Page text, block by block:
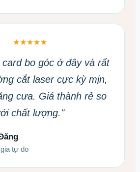
★★★★★
card bo góc ở đây và rất
cắt laser cực kỳ mịn,
cưa. Giá thành rẻ so
chất lượng."
tự do